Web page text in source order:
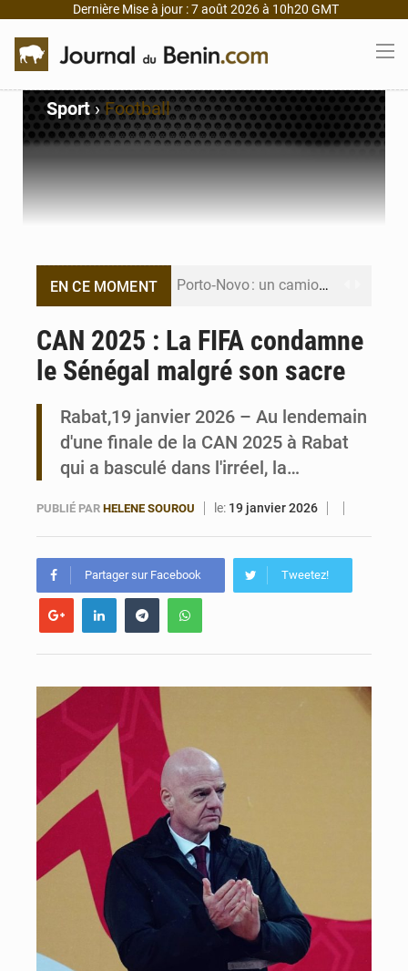
Dernière Mise à jour : 7 août 2026 à 10h20 GMT
Sport›Football
EN CE MOMENT Porto‑Novo : un camion de produits pétroliers embrase Avakpa
Bénin : Djogbénou inspecte le chantier du siège de l’Assemblée
Bénin : Le CEG La Verdure de Ouèdo fait sa mue pour la rentrée
CAN 2025 : La FIFA condamne
le Sénégal malgré son sacre
Rabat,19 janvier 2026 – Au lendemain
d'une finale de la CAN 2025 à Rabat
qui a basculé dans l'irréel, la…
PUBLIÉ PAR HELENE SOUROU le: 19 janvier 2026
Partager sur Facebook Tweetez!